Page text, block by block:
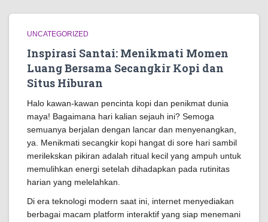
UNCATEGORIZED
Inspirasi Santai: Menikmati Momen
Luang Bersama Secangkir Kopi dan
Situs Hiburan
Halo kawan-kawan pencinta kopi dan penikmat dunia
maya! Bagaimana hari kalian sejauh ini? Semoga
semuanya berjalan dengan lancar dan menyenangkan,
ya. Menikmati secangkir kopi hangat di sore hari sambil
merilekskan pikiran adalah ritual kecil yang ampuh untuk
memulihkan energi setelah dihadapkan pada rutinitas
harian yang melelahkan.
Di era teknologi modern saat ini, internet menyediakan
berbagai macam platform interaktif yang siap menemani